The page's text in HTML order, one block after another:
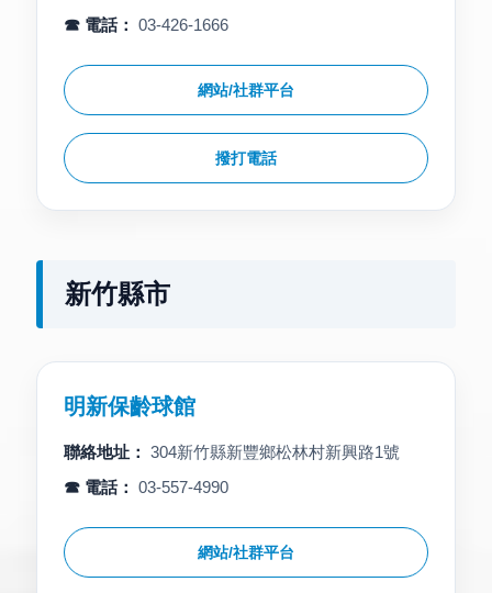
☎ 電話： 03-426-1666
網站/社群平台
撥打電話
新竹縣市
明新保齡球館
聯絡地址： 304新竹縣新豐鄉松林村新興路1號
☎ 電話： 03-557-4990
網站/社群平台